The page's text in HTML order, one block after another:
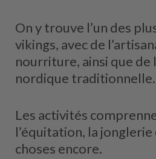
On y trouve l’un des
vikings, avec de
nourriture, ainsi que de
nordique traditionnelle.
Les activités
l’équitation, la jonglerie
choses encore.